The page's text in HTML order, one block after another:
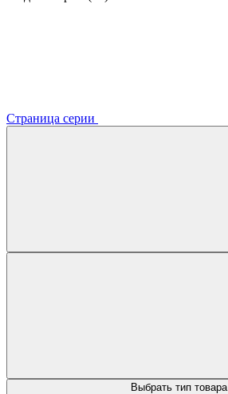
Страница серии
Выбрать тип товара